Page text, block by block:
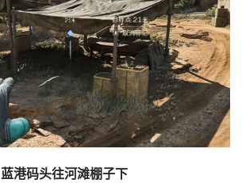
蓝港码头往河滩棚子下